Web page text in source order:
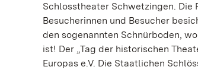
Schlosstheater Schwetzingen. Die
Besucherinnen und Besucher
den sogenannten Schnürboden,
ist! Der „Tag der historischen
Europas e.V. Die Staatlichen